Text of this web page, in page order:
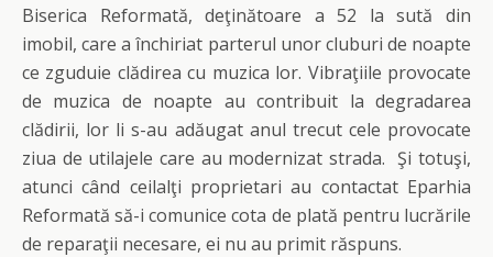
Biserica Reformată, deţinătoare a 52 la sută din
imobil, care a închiriat parterul unor cluburi de noapte
ce zguduie clădirea cu muzica lor. Vibraţiile provocate
de muzica de noapte au contribuit la degradarea
clădirii, lor li s-au adăugat anul trecut cele provocate
ziua de utilajele care au modernizat strada. Şi totuşi,
atunci când ceilalţi proprietari au contactat Eparhia
Reformată să-i comunice cota de plată pentru lucrările
de reparaţii necesare, ei nu au primit răspuns.